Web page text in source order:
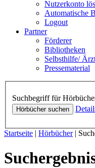
Nutzerkonto
Automatische
Logout
Partner
Förderer
Bibliotheken
Selbsthilfe/
Pressematerial
Suchbegriff für
Hörbücher suchen
Sie sind hier:
Startseite | Hörbücher|